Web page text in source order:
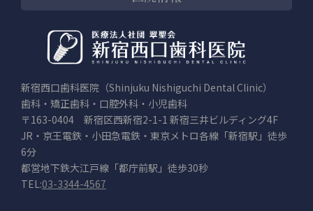
新宿西口歯科医院（Shinjuku Nishiguchi Dental Clinic）
歯科・矯正歯科・口腔外科・小児歯科
〒163-0404 新宿区西新宿2-1-1 新宿三井ビルディング4F
JR・京王電鉄・小田急電鉄・東京メトロ各線「新宿駅」徒歩
6分
都営地下鉄大江戸線「都庁前駅」徒歩30秒
TEL:03-3344-4567